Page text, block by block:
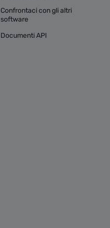
Confrontaci con gli altri
software
Documenti API